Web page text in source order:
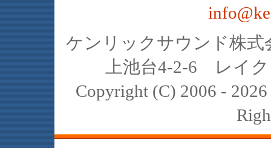
ケンリックサウンド株
上池台4-2-6 レイ
Copyright (C) 2006 -